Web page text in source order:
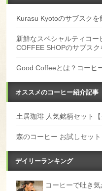
Kurasu Kyotoのサブスク
新鮮なスペシャルティコ
COFFEE SHOPのサブスク
Good Coffeeとは？コーヒ
オススメのコーヒー紹介記事
土居珈琲 人気銘柄セット
森のコーヒー お試しセット
デイリーランキング
コーヒーで吐き